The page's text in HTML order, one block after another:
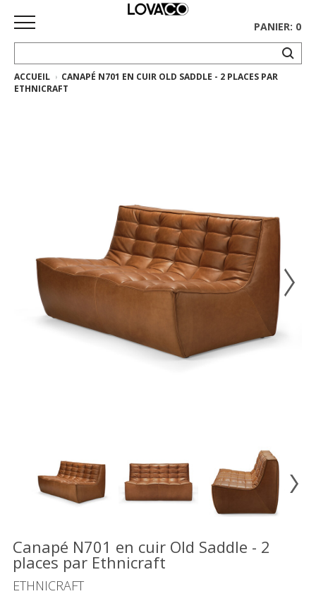
ACCUEIL
Gus*
Tapis
Vente
démonstrateurs
SOUHAITS
PANIER: 0
ACCUEIL
CANAPÉ N701 EN CUIR OLD SADDLE - 2 PLACES PAR
ETHNICRAFT
Canapé N701 en cuir Old Saddle - 2
places par Ethnicraft
ETHNICRAFT